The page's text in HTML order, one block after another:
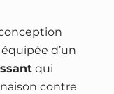
d’un
qui
contre